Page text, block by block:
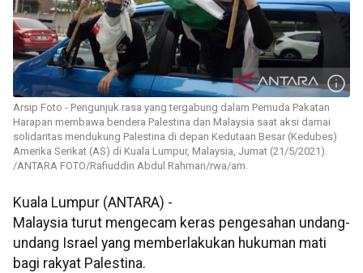
Arsip Foto - Pengunjuk rasa yang tergabung dalam Pemuda Pakatan
Harapan membawa bendera Palestina dan Malaysia saat aksi damai
solidaritas mendukung Palestina di depan Kedutaan Besar (Kedubes)
Amerika Serikat (AS) di Kuala Lumpur, Malaysia, Jumat (21/5/2021).
/ANTARA FOTO/Rafiuddin Abdul Rahman/rwa/am.
Kuala Lumpur (ANTARA) -
Malaysia turut mengecam keras pengesahan undang-
undang Israel yang memberlakukan hukuman mati
bagi rakyat Palestina.